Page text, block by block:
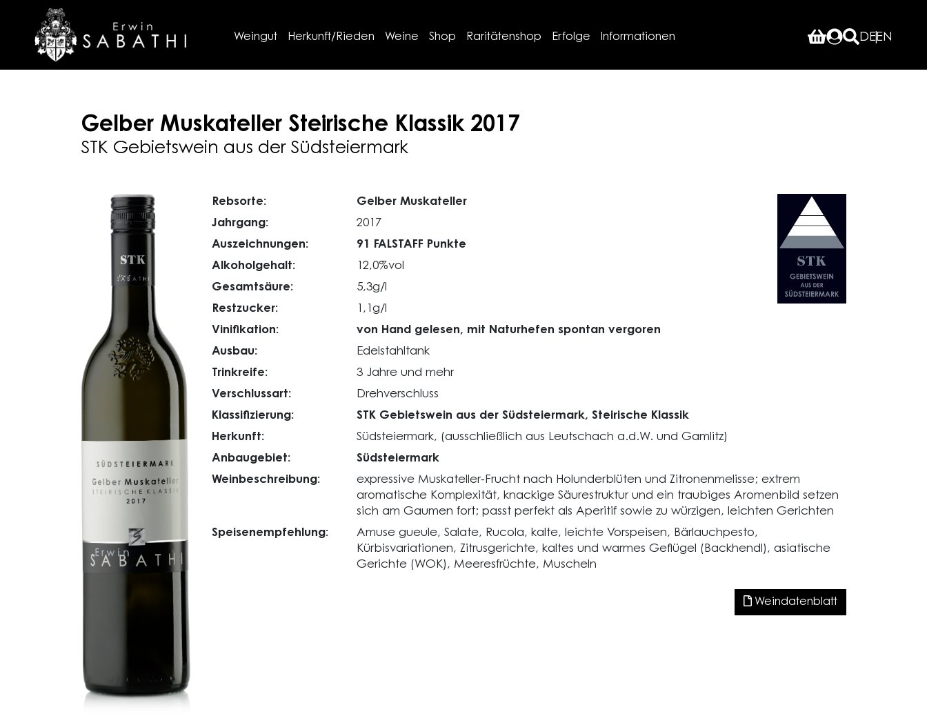
Weingut Herkunft/Rieden Weine Shop Raritätenshop Erfolge Informationen DEEN
Gelber Muskateller Steirische Klassik 2017
STK Gebietswein aus der Südsteiermark
Rebsorte:
Gelber Muskateller
Jahrgang:
2017
Auszeichnungen:
91 FALSTAFF Punkte
Alkoholgehalt:
12,0%vol
Gesamtsäure:
5,3g/l
Restzucker:
1,1g/l
Vinifikation:
von Hand gelesen, mit Naturhefen spontan vergoren
Ausbau:
Edelstahltank
Trinkreife:
3 Jahre und mehr
Verschlussart:
Drehverschluss
Klassifizierung:
STK Gebietswein aus der Südsteiermark, Steirische Klassik
Herkunft:
Südsteiermark, (ausschließlich aus Leutschach a.d.W. und Gamlitz)
Anbaugebiet:
Südsteiermark
Weinbeschreibung:
expressive Muskateller-Frucht nach Holunderblüten und Zitronenmelisse; extrem
aromatische Komplexität, knackige Säurestruktur und ein traubiges Aromenbild setzen
sich am Gaumen fort; passt perfekt als Aperitif sowie zu würzigen, leichten Gerichten
Speisenempfehlung:
Amuse gueule, Salate, Rucola, kalte, leichte Vorspeisen, Bärlauchpesto,
Kürbisvariationen, Zitrusgerichte, kaltes und warmes Geflügel (Backhendl), asiatische
Gerichte (WOK), Meeresfrüchte, Muscheln
Weindatenblatt